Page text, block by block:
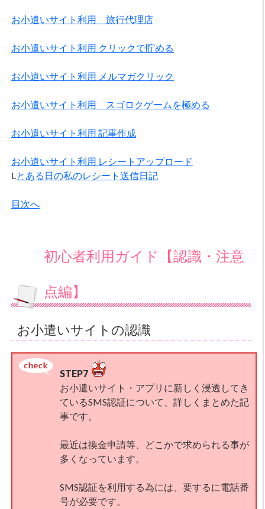
お小遣いサイト利用 旅行代理店
お小遣いサイト利用 クリックで貯める
お小遣いサイト利用 メルマガクリック
お小遣いサイト利用 スゴロクゲームを極める
お小遣いサイト利用 記事作成
お小遣いサイト利用 レシートアップロード
Lとある日の私のレシート送信日記
目次へ
初心者利用ガイド【認識・注意
点編】
お小遣いサイトの認識
STEP7
お小遣いサイト・アプリに新しく浸透してき
ているSMS認証について、詳しくまとめた記
事です。
最近は換金申請等、どこかで求められる事が
多くなっています。
SMS認証を利用する為には、要するに電話番
号が必要です。